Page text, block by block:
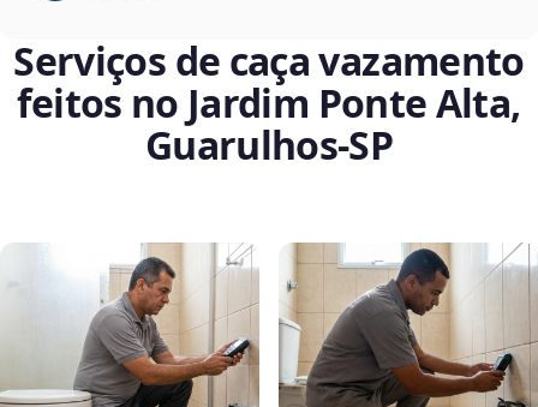
Serviços de caça vazamento
feitos no Jardim Ponte Alta,
Guarulhos‑SP